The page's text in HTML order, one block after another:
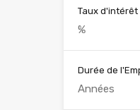
Taux d'intérêt
Durée de